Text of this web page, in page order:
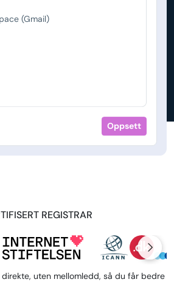
(Gmail)
Oppsett
REGISTRAR
uten mellomledd, så du får bedre